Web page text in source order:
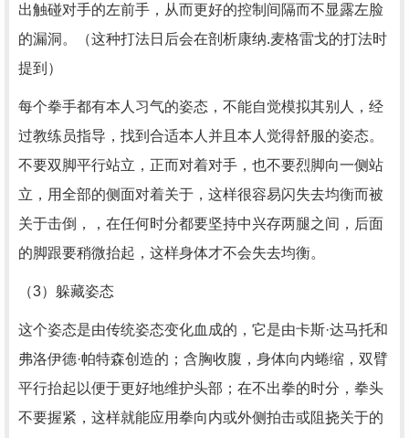
出触碰对手的左前手，从而更好的控制间隔而不显露左脸
的漏洞。（这种打法日后会在剖析康纳.麦格雷戈的打法时
提到）
每个拳手都有本人习气的姿态，不能自觉模拟其别人，经
过教练员指导，找到合适本人并且本人觉得舒服的姿态。
不要双脚平行站立，正而对着对手，也不要烈脚向一侧站
立，用全部的侧面对着关于，这样很容易闪失去均衡而被
关于击倒，，在任何时分都要坚持中兴存两腿之间，后面
的脚跟要稍微抬起，这样身体才不会失去均衡。
（3）躲藏姿态
这个姿态是由传统姿态变化血成的，它是由卡斯·达马托和
弗洛伊德·帕特森创造的；含胸收腹，身体向内蜷缩，双臂
平行抬起以便于更好地维护头部；在不出拳的时分，拳头
不要握紧，这样就能应用拳向内或外侧拍击或阻挠关于的